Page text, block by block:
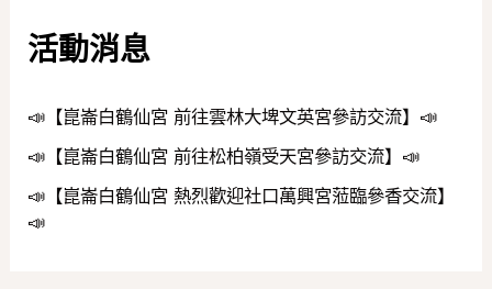
活動消息
📣【崑崙白鶴仙宮 前往雲林大埤文英宮參訪交流】📣
📣【崑崙白鶴仙宮 前往松柏嶺受天宮參訪交流】📣
📣【崑崙白鶴仙宮 熱烈歡迎社口萬興宮蒞臨參香交流】
📣